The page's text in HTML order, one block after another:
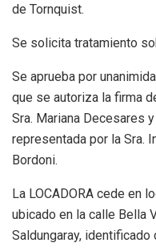
de Tornquist.
Se solicita tratamiento
Se aprueba por
que se autoriza la firma
Sra. Mariana Decesares
representada por la Sra.
Bordoni.
La LOCADORA cede en
ubicado en la calle Bella
Saldungaray,